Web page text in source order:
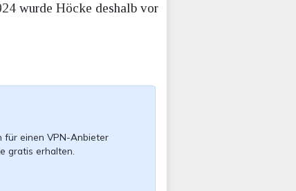
wurde Höcke deshalb vor
für einen VPN-Anbieter
gratis erhalten.